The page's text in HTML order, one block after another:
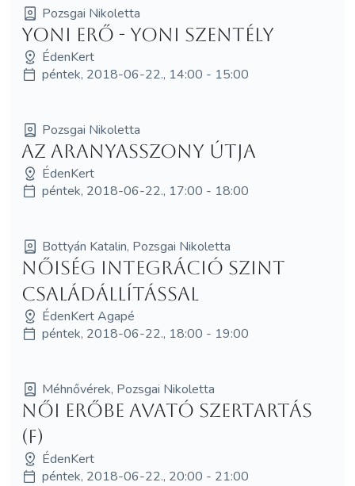
Pozsgai Nikoletta
Yoni Erő - Yoni Szentély
ÉdenKert
péntek, 2018-06-22., 14:00 - 15:00
Pozsgai Nikoletta
Az AranyAsszony Útja
ÉdenKert
péntek, 2018-06-22., 17:00 - 18:00
Bottyán Katalin, Pozsgai Nikoletta
Nőiség Integráció SzInT
Családállítással
ÉdenKert Agapé
péntek, 2018-06-22., 18:00 - 19:00
Méhnővérek, Pozsgai Nikoletta
Női Erőbe avató szertartás
(F)
ÉdenKert
péntek, 2018-06-22., 20:00 - 21:00